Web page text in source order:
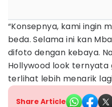
“Konsepnya, kami ingin
beda. Selama ini kan
difoto dengan kebaya.
Hollywood look ternyata
terlihat lebih menarik
Share Article